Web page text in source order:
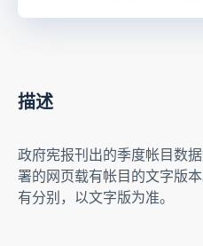
描述
政府宪报刊出的季度帐目数
署的网页载有帐目的文字版
有分别，以文字版为准。